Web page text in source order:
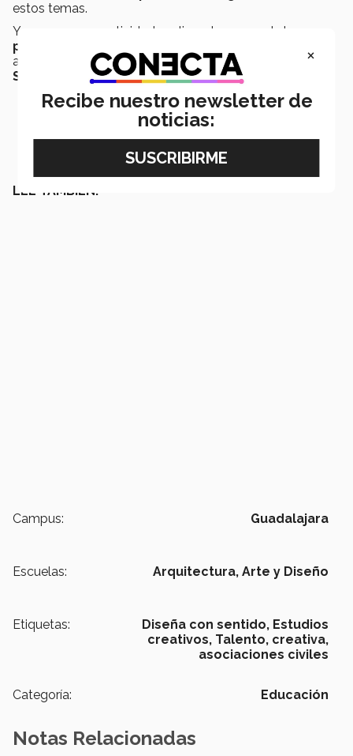
estos temas.
Y a su vez, son actividades alineadas a uno de los
pilares del Tec de Monterrey
acciones tangibles que permitan el desarrollo del
Sentido Humano.
LEE TAMBIÉN:
Campus: Guadalajara
Escuelas: Arquitectura, Arte y Diseño
Etiquetas: Diseña con sentido, Estudios
creativos, Talento, creativa,
asociaciones civiles
Categoría: Educación
Notas Relacionadas
×
Recibe nuestro newsletter de
noticias: